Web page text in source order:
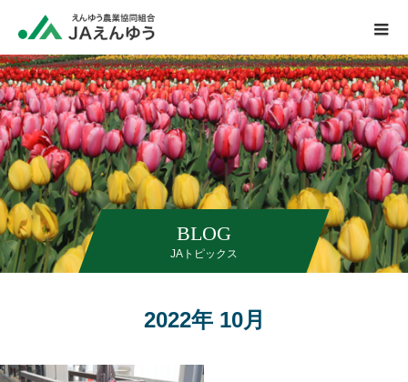
BLOG
JAトピックス
2022年 10月